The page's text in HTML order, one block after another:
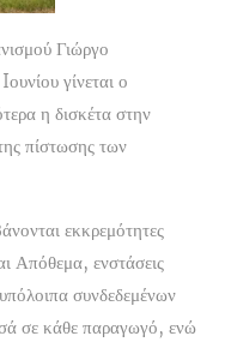
Γιώργο
γίνεται ο
η δισκέτα στην
πίστωσης των
εκκρεμότητες
Απόθεμα, ενστάσεις
συνδεδεμένων
σε κάθε παραγωγό, ενώ